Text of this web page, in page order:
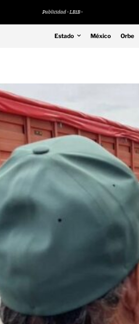
Publicidad - LB1B -
Estado México Orbe